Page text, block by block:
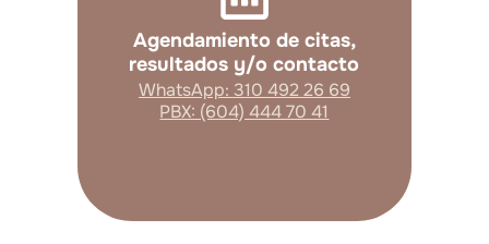
Agendamiento de citas,
resultados y/o contacto
WhatsApp: 310 492 26 69
PBX: (604) 444 70 41